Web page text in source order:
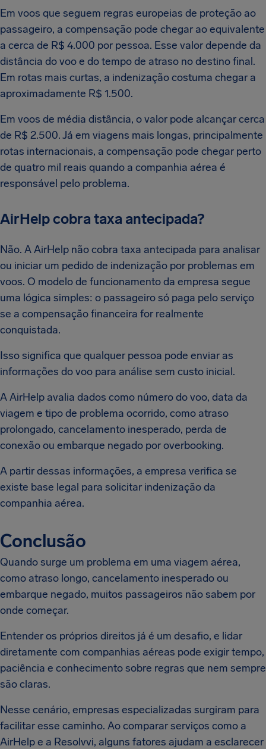
Em voos que seguem regras europeias de proteção ao
passageiro, a compensação pode chegar ao equivalente
a cerca de R$ 4.000 por pessoa. Esse valor depende da
distância do voo e do tempo de atraso no destino final.
Em rotas mais curtas, a indenização costuma chegar a
aproximadamente R$ 1.500.
Em voos de média distância, o valor pode alcançar cerca
de R$ 2.500. Já em viagens mais longas, principalmente
rotas internacionais, a compensação pode chegar perto
de quatro mil reais quando a companhia aérea é
responsável pelo problema.
AirHelp cobra taxa antecipada?
Não. A AirHelp não cobra taxa antecipada para analisar
ou iniciar um pedido de indenização por problemas em
voos. O modelo de funcionamento da empresa segue
uma lógica simples: o passageiro só paga pelo serviço
se a compensação financeira for realmente
conquistada.
Isso significa que qualquer pessoa pode enviar as
informações do voo para análise sem custo inicial.
A AirHelp avalia dados como número do voo, data da
viagem e tipo de problema ocorrido, como atraso
prolongado, cancelamento inesperado, perda de
conexão ou embarque negado por overbooking.
A partir dessas informações, a empresa verifica se
existe base legal para solicitar indenização da
companhia aérea.
Conclusão
Quando surge um problema em uma viagem aérea,
como atraso longo, cancelamento inesperado ou
embarque negado, muitos passageiros não sabem por
onde começar.
Entender os próprios direitos já é um desafio, e lidar
diretamente com companhias aéreas pode exigir tempo,
paciência e conhecimento sobre regras que nem sempre
são claras.
Nesse cenário, empresas especializadas surgiram para
facilitar esse caminho. Ao comparar serviços como a
AirHelp e a Resolvvi, alguns fatores ajudam a esclarecer